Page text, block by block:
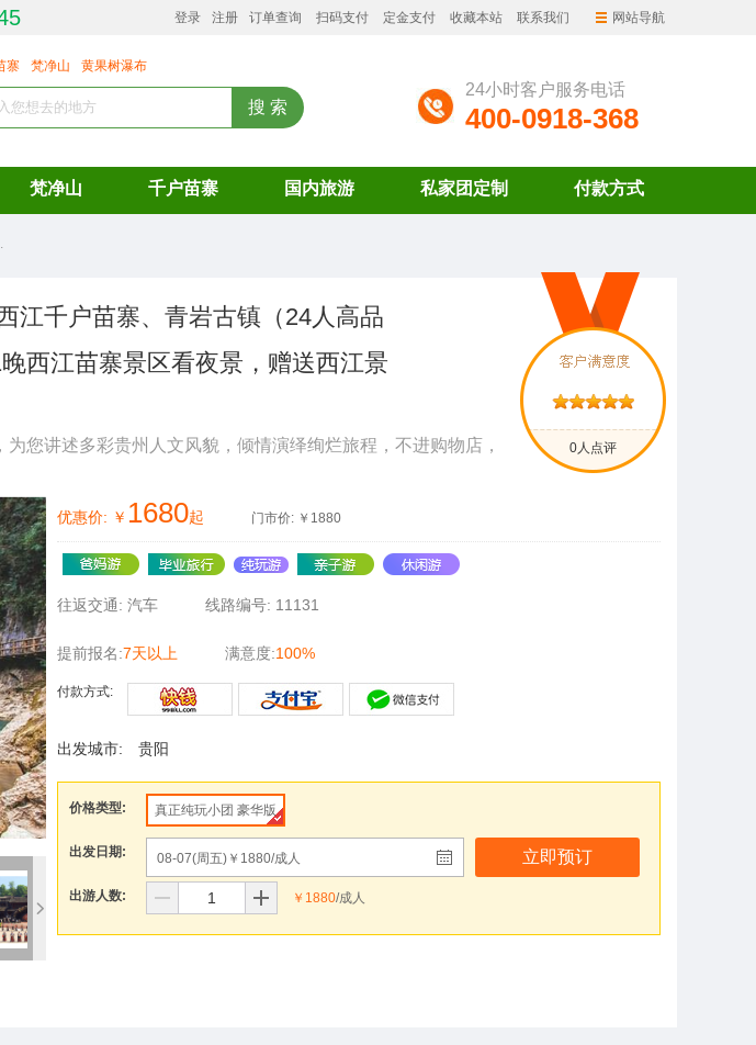
订单查询 扫码支付 定金支付 收藏本站 联系我们 网站导航
登录 注册
寨 梵净山 黄果树瀑布
24小时客户服务电话
400-0918-368
梵净山 千户苗寨 国内旅游 私家团定制 付款方式
江千户苗寨、青岩古镇（24人高品
西江苗寨景区看夜景，赠送西江景
您讲述多彩贵州人文风貌，倾情演绎绚烂旅程，不进购物店，
0人点评
优惠价: ￥ 1680起 门市价: ￥ 1880
往返交通: 汽车 线路编号: 11131
提前报名:7天以上 满意度:100%
付款方式:
出发城市: 贵阳
价格类型: 真正纯玩小团 豪华版
出发日期: 08-07(周五)￥1880/成人 立即预订
出游人数: ￥1880/成人